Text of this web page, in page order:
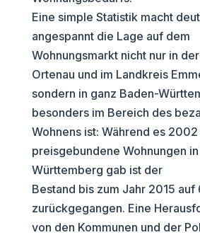
Eine simple Statistik macht
angespannt die Lage auf dem
Wohnungsmarkt nicht nur in
Ortenau und im Landkreis
sondern in ganz Baden-
besonders im Bereich des
Wohnens ist: Während es
preisgebundene Wohnungen
Württemberg gab ist der
Bestand bis zum Jahr 2015
zurückgegangen. Eine
von den Kommunen und der